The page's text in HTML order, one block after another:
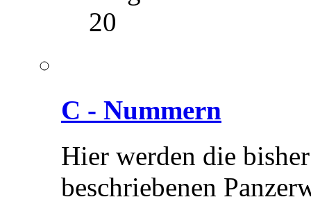
20
C - Nummern
Hier werden die
beschriebenen